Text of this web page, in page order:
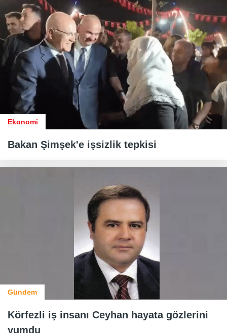
Ekonomi
Bakan Şimşek'e işsizlik tepkisi
Gündem
Körfezli iş insanı Ceyhan hayata gözlerini
yumdu